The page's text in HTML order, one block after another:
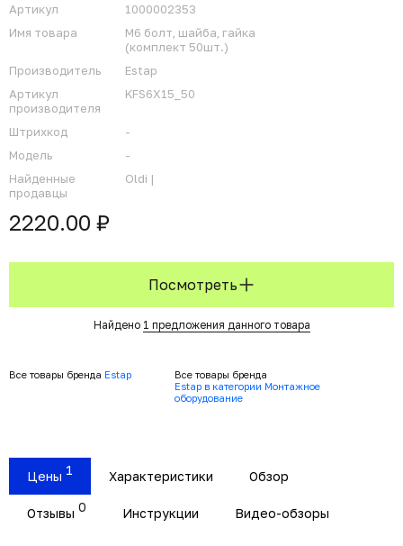
Артикул
1000002353
Имя товара
М6 болт, шайба, гайка
(комплект 50шт.)
Производитель
Estap
Артикул
производителя
KFS6X15_50
Штрихкод
-
Модель
-
Найденные
продавцы
Oldi |
2220.00 ₽
Посмотреть
Найдено 1 предложения данного товара
Все товары бренда Estap
Все товары бренда
Estap в категории Монтажное
оборудование
Цены 1 Характеристики Обзор
Отзывы 0 Инструкции Видео-обзоры